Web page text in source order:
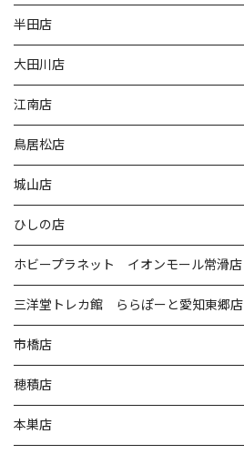
半田店
大田川店
江南店
鳥居松店
城山店
ひしの店
ホビープラネット イオンモール常滑店
三洋堂トレカ館 ららぽーと愛知東郷店
市橋店
穂積店
本巣店